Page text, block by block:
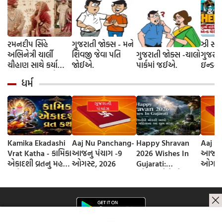
રમનદીપ સિંહે
અભિનેત્રી ચાર્લી
ચૌહાણ સાથે કર્યા
લગ્ન, જશ્નમાં ક્રિકેટ
જગતના કલાકારોની
હાજરી
ગુજરાતી જોક્સ - મને
શિવજી જેવા પતિ
જોઈએ.
ગુજરાતી જોક્સ -ચાલો
પાર્કમાં જઈએ.
ઝી
ચેરી'
રિલીઝ
ધર્મ
Kamika Ekadashi
Vrat Katha - કામિકા
એકાદશી વ્રતનુ મહત્વ
Aaj Nu Panchang-
આજનુ પંચાગ -9
ઓગસ્ટ, 2026
Happy Shravan
2026 Wishes In
Gujarati:
આપો શ્રાવણ
મહિનાના આ શુભ
સંદેશ
Aaj
આજનુ